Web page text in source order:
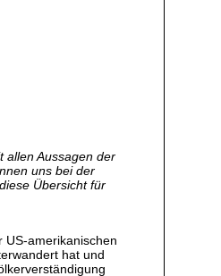
allen Aussagen der
uns bei der
Übersicht für
US-amerikanischen
hat und